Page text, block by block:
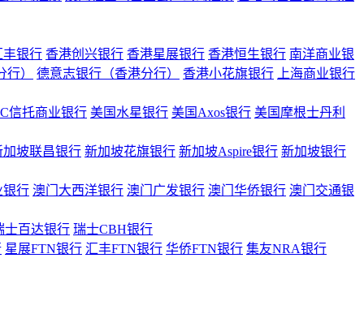
丰银行 香港创兴银行 香港星展银行 香港恒生银行 南洋商业银
）
德意志银行（香港分行） 香港小花旗银行 上海商业银行
信托商业银行 美国水星银行 美国Axos银行 美国摩根士丹利
加坡联昌银行 新加坡花旗银行 新加坡Aspire银行 新加坡银行
银行 澳门大西洋银行 澳门广发银行 澳门华侨银行 澳门交通银
士百达银行 瑞士CBH银行
星展FTN银行 汇丰FTN银行 华侨FTN银行 集友NRA银行